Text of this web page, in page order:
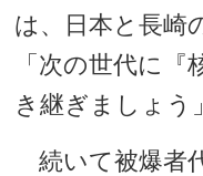
は、日本と長崎
「次の世代に『
き継ぎましょう
続いて被爆者